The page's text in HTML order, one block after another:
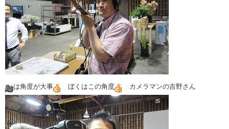
は角度が大事 ぼくはこの角度 カメラマンの吉野さん